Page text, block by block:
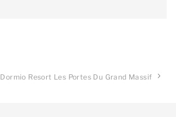
Dormio Resort Les Portes Du Grand Massif